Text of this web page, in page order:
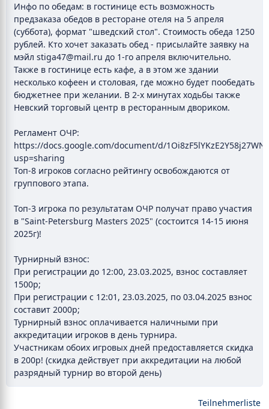
Инфо по обедам: в гостинице есть возможность
предзаказа обедов в ресторане отеля на 5 апреля
(суббота), формат "шведский стол". Стоимость обеда 1250
рублей. Кто хочет заказать обед - присылайте заявку на
мэйл stiga47@mail.ru до 1-го апреля включительно.
Также в гостинице есть кафе, а в этом же здании
несколько кофеен и столовая, где можно будет пообедать
бюджетнее при желании. В 2-х минутах ходьбы также
Невский торговый центр в ресторанным двориком.
Регламент ОЧР:
https://docs.google.com/document/d/
usp=sharing
Топ-8 игроков согласно рейтингу освобождаются от
группового этапа.
Топ-3 игрока по результатам ОЧР получат право участия
в "Saint-Petersburg Masters 2025" (состоится 14-15 июня
2025г)!
Турнирный взнос:
При регистрации до 12:00, 23.03.2025, взнос составляет
1500р;
При регистрации с 12:01, 23.03.2025, по 03.04.2025 взнос
составит 2000р;
Турнирный взнос оплачивается наличными при
аккредитации игроков в день турнира.
Участникам обоих игровых дней предоставляется скидка
в 200р! (скидка действует при аккредитации на любой
разрядный турнир во второй день)
Teilnehmerliste